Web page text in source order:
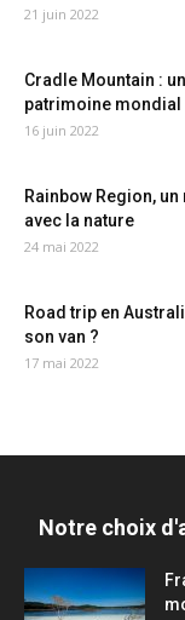
21 juin 2022
Cradle Mountain :
patrimoine mondial
16 juin 2022
Rainbow Region,
avec la nature
24 mai 2022
Road trip en
son van ?
17 mai 2022
Notre choix